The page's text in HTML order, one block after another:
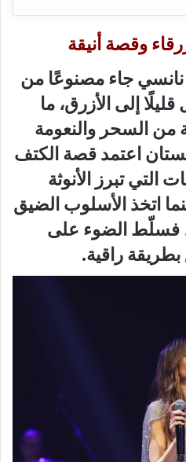
وقصة أنيقة
نانسي جاء مصنوعًا من
إلى الأزرق، ما
السحر والنعومة
اعتمد قصة الكتف
التي تبرز الأنوثة
اتخذ الأسلوب الضيق
فسلّط الضوء على
راقية.